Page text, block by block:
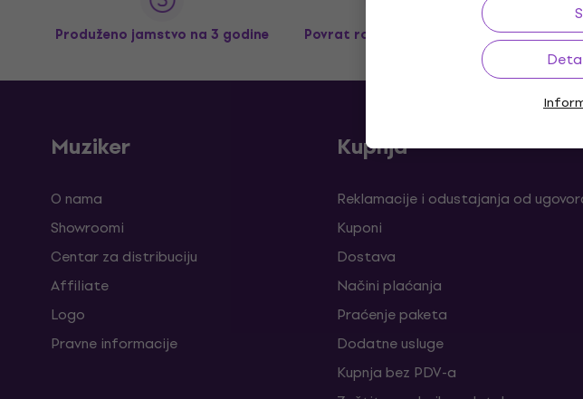
Produženo jamstvo na 3 godine Povrat robe do 30 dana
Muziker
O nama
Showroomi
Centar za distribuciju
Affiliate
Logo
Pravne informacije
Kupnja
Reklamacije i odustajanja od
Kuponi
Dostava
Načini plaćanja
Praćenje paketa
Dodatne usluge
Kupnja bez PDV-a